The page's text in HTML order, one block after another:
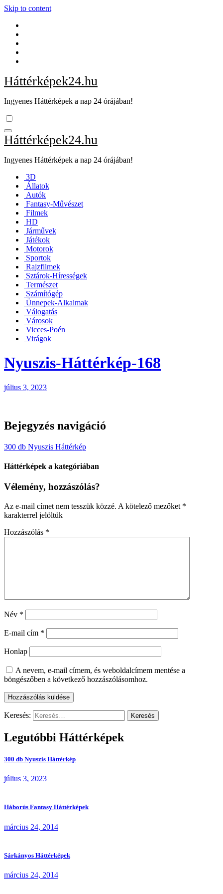
Skip to content
Háttérképek24.hu
Ingyenes Háttérképek a nap 24 órájában!
Háttérképek24.hu
Ingyenes Háttérképek a nap 24 órájában!
3D
Állatok
Autók
Fantasy-Művészet
Filmek
HD
Járművek
Játékok
Motorok
Sportok
Rajzfilmek
Sztárok-Hírességek
Természet
Számítógép
Ünnepek-Alkalmak
Válogatás
Városok
Vicces-Poén
Virágok
Nyuszis-Háttérkép-168
július 3, 2023
Bejegyzés navigáció
300 db Nyuszis Háttérkép
Háttérképek a kategóriában
Vélemény, hozzászólás?
Az e-mail címet nem tesszük közzé. A kötelező mezőket *
karakterrel jelöltük
Hozzászólás *
Név *
E-mail cím *
Honlap
A nevem, e-mail címem, és weboldalcímem mentése a
böngészőben a következő hozzászólásomhoz.
Keresés:
Legutóbbi Háttérképek
300 db Nyuszis Háttérkép
július 3, 2023
Háborús Fantasy Háttérképek
március 24, 2014
Sárkányos Háttérképek
március 24, 2014